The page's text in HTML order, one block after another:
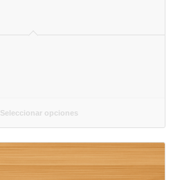
Seleccionar opciones